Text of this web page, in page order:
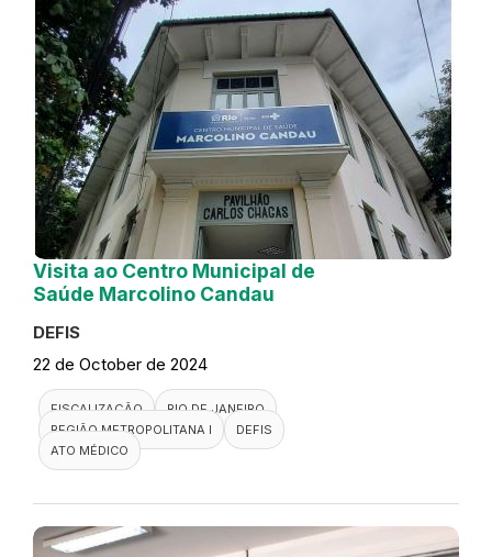
Visita ao Centro Municipal de
Saúde Marcolino Candau
DEFIS
22 de October de 2024
FISCALIZAÇÃO
RIO DE JANEIRO
REGIÃO METROPOLITANA I
DEFIS
ATO MÉDICO